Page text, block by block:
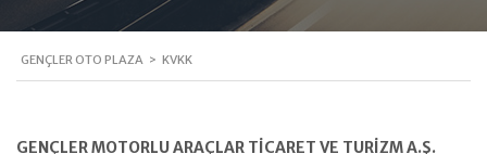
GENÇLER OTO PLAZA > KVKK
GENÇLER MOTORLU ARAÇLAR TİCARET VE TURİZM A.Ş.